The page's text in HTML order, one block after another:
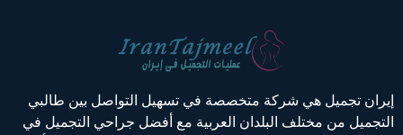
إيران تجميل هي شركة متخصصة في تسهيل التواصل بين طالبي
التجميل من مختلف البلدان العربية مع أفضل جراحي التجميل في